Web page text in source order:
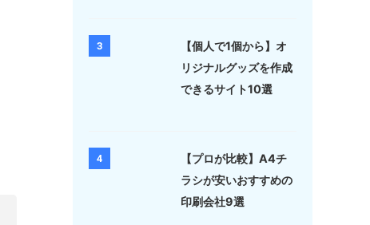
3
【個人で1個から】オ
リジナルグッズを作成
できるサイト10選
4
【プロが比較】A4チ
ラシが安いおすすめの
印刷会社9選